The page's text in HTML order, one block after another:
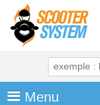
Menu